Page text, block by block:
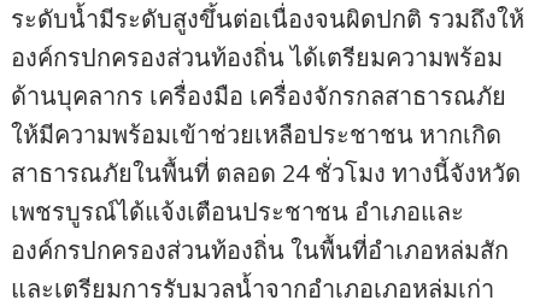
ระดับน้ำมีระดับสูงขึ้นต่อเนื่องจนผิดปกติ รวมถึงให้
องค์กรปกครองส่วนท้องถิ่น ได้เตรียมความพร้อม
ด้านบุคลากร เครื่องมือ เครื่องจักรกลสาธารณภัย
ให้มีความพร้อมเข้าช่วยเหลือประชาชน หากเกิด
สาธารณภัยในพื้นที่ ตลอด 24 ชั่วโมง ทางนี้จังหวัด
เพชรบูรณ์ได้แจ้งเตือนประชาชน อำเภอและ
องค์กรปกครองส่วนท้องถิ่น ในพื้นที่อำเภอหล่มสัก
และเตรียมการรับมวลน้ำจากอำเภอเภอหล่มเก่า